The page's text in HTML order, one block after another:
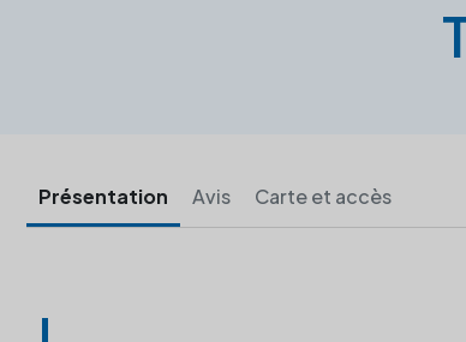
Présentation Avis Carte et accès